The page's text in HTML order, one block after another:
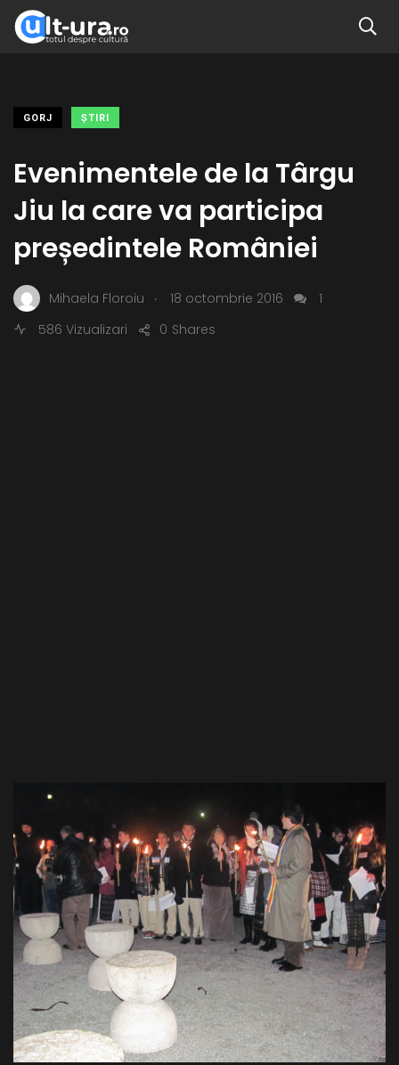
GORJ ŞTIRI
Evenimentele de la Târgu
Jiu la care va participa
președintele României
Mihaela Floroiu . 18 octombrie 2016
1
586 Vizualizari
Shares
0